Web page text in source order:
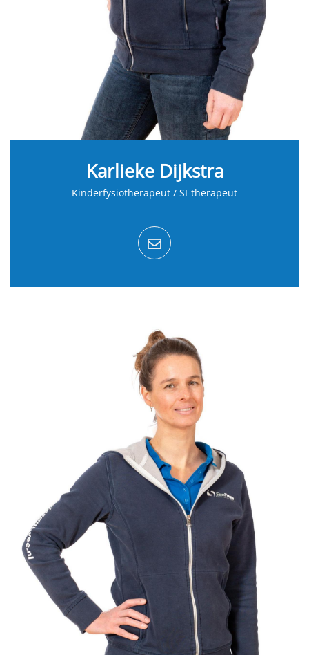
Karlieke Dijkstra
Kinderfysiotherapeut / SI-therapeut